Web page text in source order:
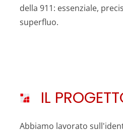
della 911: essenziale,
superfluo.
IL
Abbiamo lavorato